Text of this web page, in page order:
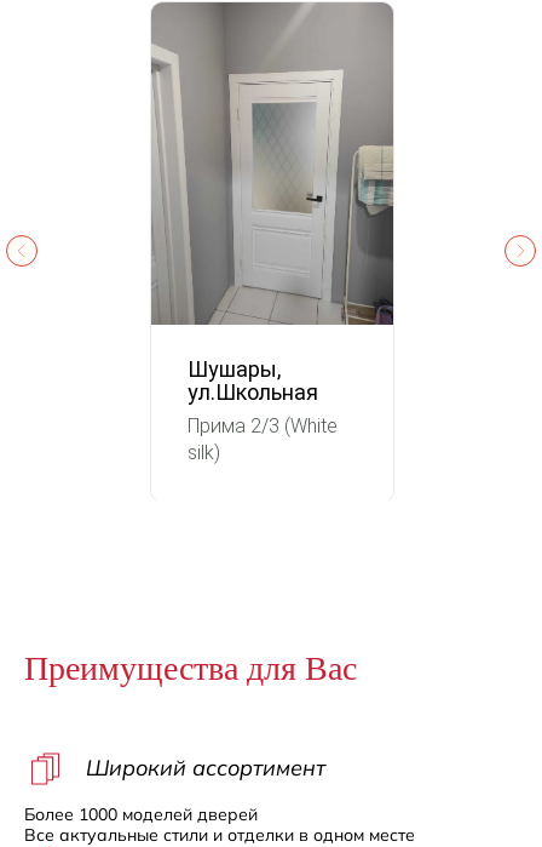
Шушары,
ул.Школьная
Прима 2/3 (White
silk)
Преимущества для Вас
Широкий ассортимент
Более 1000 моделей дверей
Все актуальные стили и отделки в одном месте